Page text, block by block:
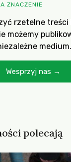
ZNACZENIE
rzetelne treści
możemy
medium.
Wesprzyj nas →
polecają